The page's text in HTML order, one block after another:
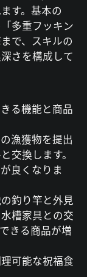
す。基本の
多重フッキン
で、スキルの
さを構成して
る機能と商品
漁獲物を提出
交換します。
良くなりま
釣り竿と外見
槽家具との交
きる商品が増
可能な祝福食